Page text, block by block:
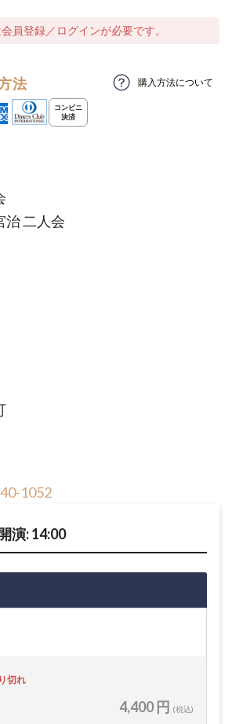
員登録／ログインが必要です。
法 購入方法について
治 二人会
1052
演: 14:00
切れ
4,400 円 (税込)